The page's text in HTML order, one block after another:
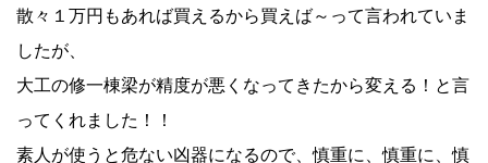
散々１万円もあれば買えるから買えば～って言われていま
したが、
大工の修一棟梁が精度が悪くなってきたから変える！と言
ってくれました！！
素人が使うと危ない凶器になるので、慎重に、慎重に、慎